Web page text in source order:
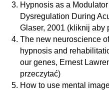
Hypnosis as a
Dysregulation During
Glaser, 2001 (kliknij aby
The new neuroscience
hypnosis and
our genes, Ernest
przeczytać)
How to use mental